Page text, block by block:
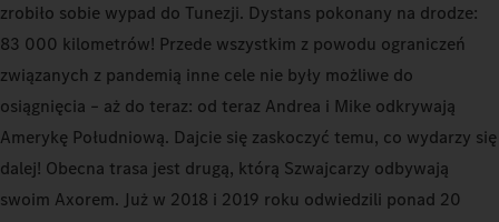
zrobiło sobie wypad do Tunezji. Dystans pokonany na drodze:
83 000 kilometrów! Przede wszystkim z powodu ograniczeń
związanych z pandemią inne cele nie były możliwe do
osiągnięcia – aż do teraz: od teraz Andrea i Mike odkrywają
Amerykę Południową. Dajcie się zaskoczyć temu, co wydarzy się
dalej! Obecna trasa jest drugą, którą Szwajcarzy odbywają
swoim Axorem. Już w 2018 i 2019 roku odwiedzili ponad 20